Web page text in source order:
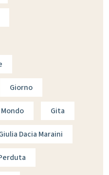
Giorno
Gita
Dacia Maraini